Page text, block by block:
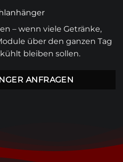
– wenn viele Getränke,
über den ganzen Tag
bleiben sollen.
ANFRAGEN